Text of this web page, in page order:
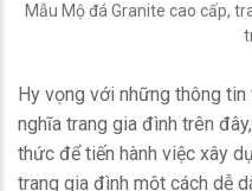
Mẫu Mộ đá Granite cao cấp,
Hy vọng với những thông
nghĩa trang gia đình trên
thức để tiến hành việc xây
trang gia đình một cách dễ